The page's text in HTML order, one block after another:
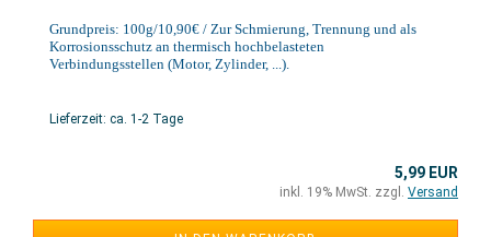
Grundpreis: 100g/10,90€ / Zur Schmierung, Trennung und als
Korrosionsschutz an thermisch hochbelasteten
Verbindungsstellen (Motor, Zylinder, ...).
Lieferzeit: ca. 1-2 Tage
5,99 EUR
inkl. 19% MwSt. zzgl. Versand